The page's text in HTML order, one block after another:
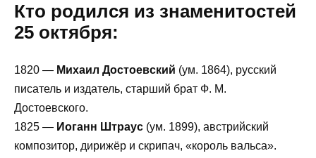
Кто родился из знаменитостей
25 октября:
1820 — Михаил Достоевский (ум. 1864), русский
писатель и издатель, старший брат Ф. М.
Достоевского.
1825 — Иоганн Штраус (ум. 1899), австрийский
композитор, дирижёр и скрипач, «король вальса».